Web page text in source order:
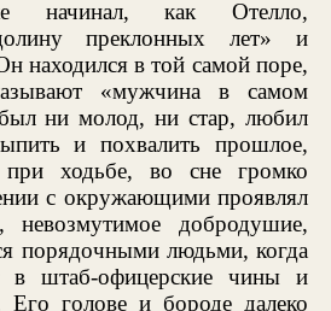
начинал, как Отелло,
преклонных лет» и
находился в той самой поре,
«мужчина в самом
ни молод, ни стар, любил
и похвалить прошлое,
при ходьбе, во сне громко
с окружающими проявлял
добродушие,
порядочными людьми, когда
в штаб-офицерские чины и
Его голове и бороде далеко